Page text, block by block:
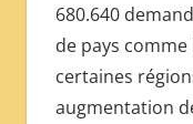
680.640
de pays comme
certaines
augmentation